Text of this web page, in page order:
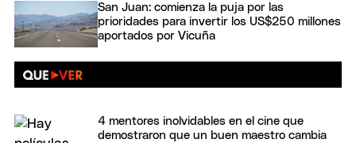
San Juan: comienza la puja por las
prioridades para invertir los US$250 millones
aportados por Vicuña
4 mentores inolvidables en el cine que
demostraron que un buen maestro cambia